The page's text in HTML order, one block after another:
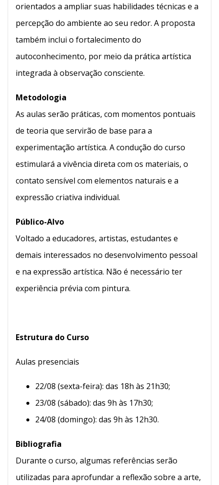
orientados a ampliar suas habilidades técnicas e a
percepção do ambiente ao seu redor. A proposta
também inclui o fortalecimento do
autoconhecimento, por meio da prática artística
integrada à observação consciente.
Metodologia
As aulas serão práticas, com momentos pontuais
de teoria que servirão de base para a
experimentação artística. A condução do curso
estimulará a vivência direta com os materiais, o
contato sensível com elementos naturais e a
expressão criativa individual.
Público-Alvo
Voltado a educadores, artistas, estudantes e
demais interessados no desenvolvimento pessoal
e na expressão artística. Não é necessário ter
experiência prévia com pintura.
Estrutura do Curso
Aulas presenciais
22/08 (sexta-feira): das 18h às 21h30;
23/08 (sábado): das 9h às 17h30;
24/08 (domingo): das 9h às 12h30.
Bibliografia
Durante o curso, algumas referências serão
utilizadas para aprofundar a reflexão sobre a arte,